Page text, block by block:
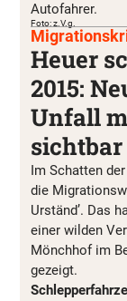
Autofahrer.
Foto: z.V.g.
Heuer
2015:
Unfall
sichtbar
Im Schatten
die
Urständ’. Das
einer wilden
Mönchhof im
gezeigt.